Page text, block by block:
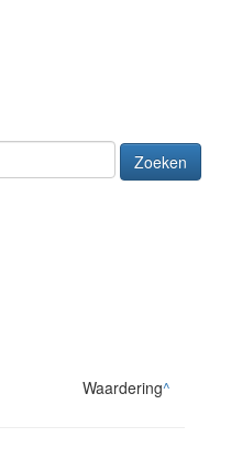
Zoeken
Waardering^